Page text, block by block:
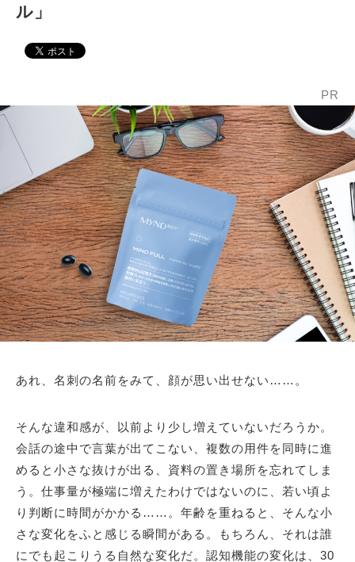
ル」
PR
あれ、名刺の名前をみて、顔が思い出せない……。
そんな違和感が、以前より少し増えていないだろうか。
会話の途中で言葉が出てこない、複数の用件を同時に進
めると小さな抜けが出る、資料の置き場所を忘れてしま
う。仕事量が極端に増えたわけではないのに、若い頃よ
り判断に時間がかかる……。年齢を重ねると、そんな小
さな変化をふと感じる瞬間がある。もちろん、それは誰
にでも起こりうる自然な変化だ。認知機能の変化は、30